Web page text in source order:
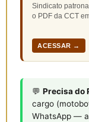
Sindicato
o PDF da CCT
ACESSAR →
💬 Precisa do
cargo
WhatsApp —